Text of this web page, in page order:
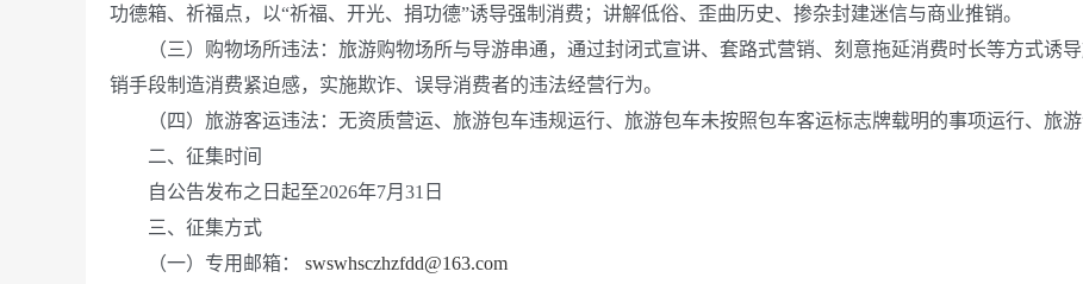
功德箱、祈福点，以“祈福、开光、捐功德”诱导强制消费；讲解低俗、歪曲历史、掺杂封建迷信与商业推销。
（三）购物场所违法：旅游购物场所与导游串通，通过封闭式宣讲、套路式营销、刻意拖延消费时长等方式诱导
销手段制造消费紧迫感，实施欺诈、误导消费者的违法经营行为。
（四）旅游客运违法：无资质营运、旅游包车违规运行、旅游包车未按照包车客运标志牌载明的事项运行、旅游
二、征集时间
自公告发布之日起至2026年7月31日
三、征集方式
（一）专用邮箱： swswhsczhzfdd@163.com